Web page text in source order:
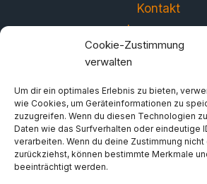
Cookie-Zustimmung
verwalten
Um dir ein optimales Erlebnis zu bieten,
wie Cookies, um Geräteinformationen zu
zuzugreifen. Wenn du diesen Technologien
Daten wie das Surfverhalten oder eindeutige
verarbeiten. Wenn du deine Zustimmung
zurückziehst, können bestimmte Merkmale
beeinträchtigt werden.
Kontakt
Impressum